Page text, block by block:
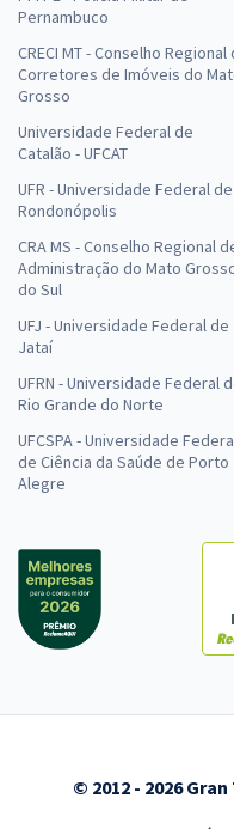
Pernambuco
CRECI MT - Conselho Regional
Corretores de Imóveis do
Grosso
Universidade Federal de
Catalão - UFCAT
UFR - Universidade Federal de
Rondonópolis
CRA MS - Conselho Regional
Administração do Mato
do Sul
UFJ - Universidade Federal de
Jataí
UFRN - Universidade Federal
Rio Grande do Norte
UFCSPA - Universidade
de Ciência da Saúde de Porto
Alegre
© 2012 - 2026